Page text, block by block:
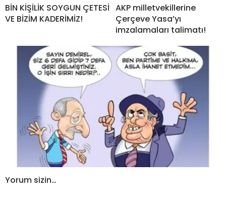
BİN KİŞİLİK SOYGUN ÇETESİ
VE BİZİM KADERİMİZ!
AKP milletvekillerine
Çerçeve Yasa’yı
imzalamaları talimatı!
Yorum sizin…